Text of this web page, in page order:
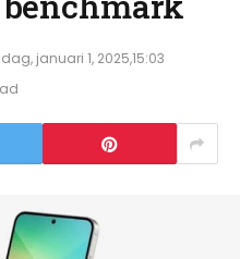
januari 1, 2025,15:03